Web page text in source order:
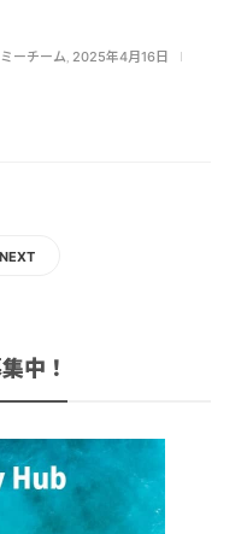
ーチーム 2025年4月16日
NEXT
中！